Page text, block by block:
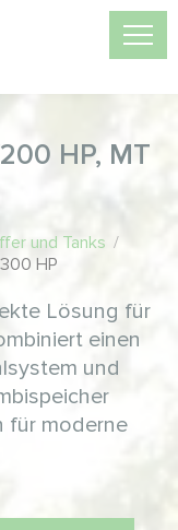
HP, MT
und Tanks /
HP
Lösung für
einen
und
für moderne